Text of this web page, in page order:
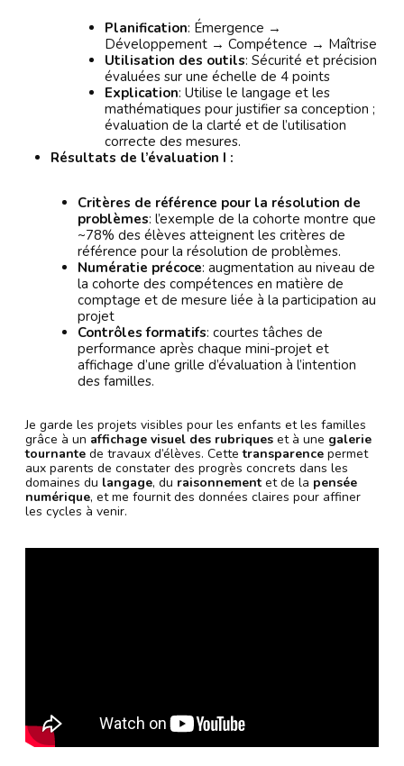
Planification: Émergence →
Développement → Compétence → Maîtrise
Utilisation des outils: Sécurité et précision
évaluées sur une échelle de 4 points
Explication: Utilise le langage et les
mathématiques pour justifier sa conception ;
évaluation de la clarté et de l’utilisation
correcte des mesures.
Résultats de l’évaluation I :
Critères de référence pour la résolution de
problèmes: l’exemple de la cohorte montre que
~78% des élèves atteignent les critères de
référence pour la résolution de problèmes.
Numératie précoce: augmentation au niveau de
la cohorte des compétences en matière de
comptage et de mesure liée à la participation au
projet
Contrôles formatifs: courtes tâches de
performance après chaque mini-projet et
affichage d’une grille d’évaluation à l’intention
des familles.
Je garde les projets visibles pour les enfants et les familles
grâce à un affichage visuel des rubriques et à une galerie
tournante de travaux d’élèves. Cettetransparence permet
aux parents de constater des progrès concrets dans les
domaines du langage, du raisonnement et de la pensée
numérique, et me fournit des données claires pour affiner
les cycles à venir.